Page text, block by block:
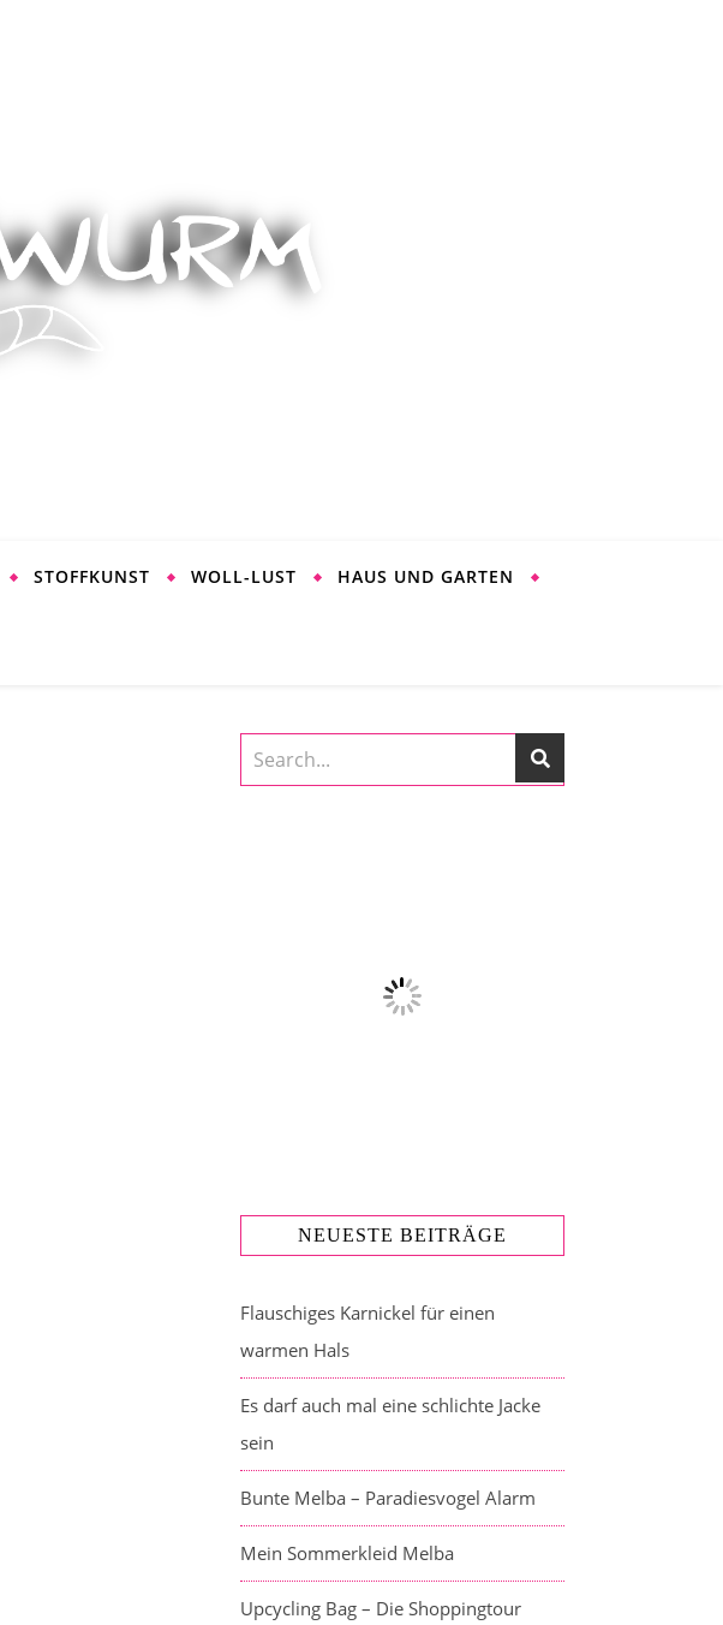
STOFFKUNST WOLL-LUST HAUS UND GARTEN
NEUESTE BEITRÄGE
Flauschiges Karnickel für einen
warmen Hals
Es darf auch mal eine schlichte Jacke
sein
Bunte Melba – Paradiesvogel Alarm
Mein Sommerkleid Melba
Upcycling Bag – Die Shoppingtour